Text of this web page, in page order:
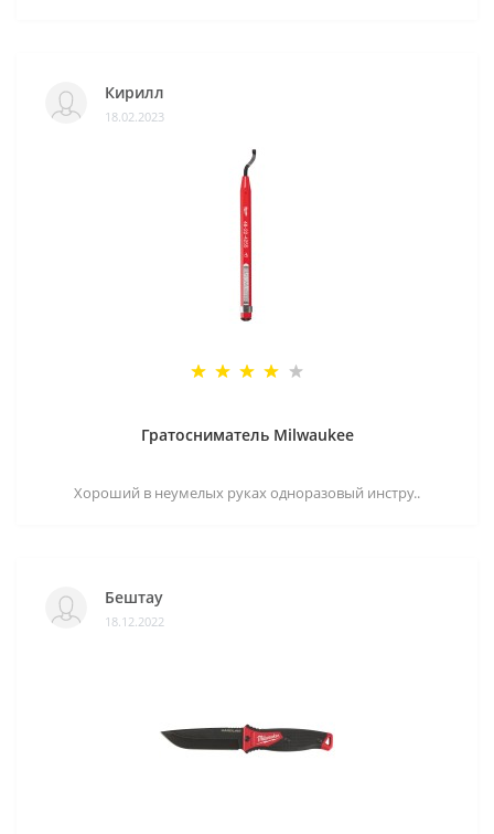
Кирилл
18.02.2023
Гратосниматель Milwaukee
Хороший в неумелых руках одноразовый инстру..
Бештау
18.12.2022